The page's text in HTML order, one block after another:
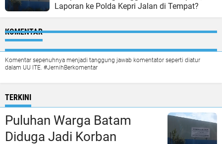
Laporan ke Polda Kepri Jalan di Tempat?
KOMENTAR
Komentar sepenuhnya menjadi tanggung jawab komentator seperti diatur
dalam UU ITE. #JernihBerkomentar
TERKINI
Puluhan Warga Batam
Diduga Jadi Korban